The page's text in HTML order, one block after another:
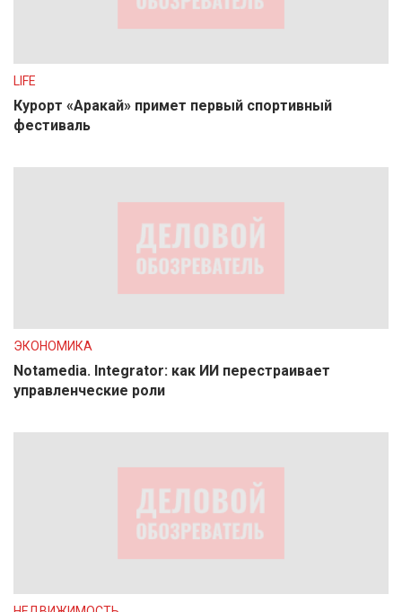
LIFE
Курорт «Аракай» примет первый спортивный
фестиваль
ЭКОНОМИКА
Notamedia. Integrator: как ИИ перестраивает
управленческие роли